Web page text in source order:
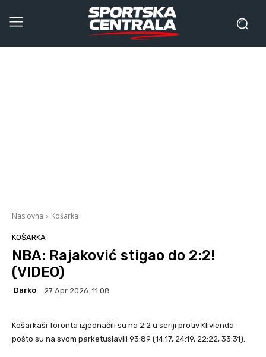
Naslovna Košarka
KOŠARKA
NBA: Rajaković stigao do 2:2!
(VIDEO)
Darko 27 Apr 2026. 11:08
Košarkaši Toronta izjednačili su na 2:2 u seriji protiv Klivlenda
pošto su na svom parketuslavili 93:89 (14:17, 24:19, 22:22, 33:31).